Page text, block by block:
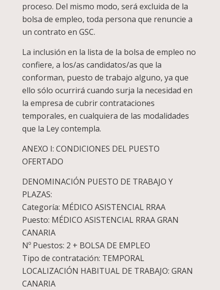
proceso. Del mismo modo, será excluida de la
bolsa de empleo, toda persona que renuncie a
un contrato en GSC.
La inclusión en la lista de la bolsa de empleo no
confiere, a los/as candidatos/as que la
conforman, puesto de trabajo alguno, ya que
ello sólo ocurrirá cuando surja la necesidad en
la empresa de cubrir contrataciones
temporales, en cualquiera de las modalidades
que la Ley contempla.
ANEXO I: CONDICIONES DEL PUESTO
OFERTADO
DENOMINACIÓN PUESTO DE TRABAJO Y
PLAZAS:
Categoría: MÉDICO ASISTENCIAL RRAA
Puesto: MÉDICO ASISTENCIAL RRAA GRAN
CANARIA
Nº Puestos: 2 + BOLSA DE EMPLEO
Tipo de contratación: TEMPORAL
LOCALIZACIÓN HABITUAL DE TRABAJO: GRAN
CANARIA